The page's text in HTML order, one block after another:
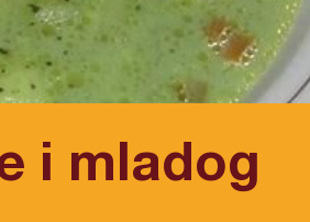
i mladog